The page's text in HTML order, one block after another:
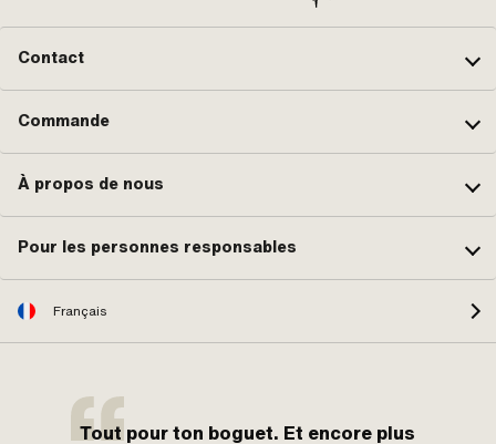
Contact
Commande
À propos de nous
Pour les personnes responsables
Français
Tout pour ton boguet. Et encore plus